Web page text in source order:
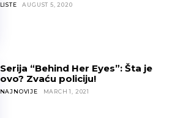
LISTE AUGUST 5, 2020
Serija “Behind Her Eyes”: Šta je
ovo? Zvaću policiju!
NAJNOVIJE MARCH 1, 2021